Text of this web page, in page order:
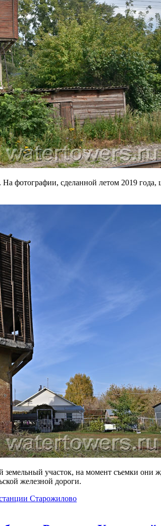
фотографии, сделанной летом 2019
участок, на момент съемки они
железной дороги.
Старожилово